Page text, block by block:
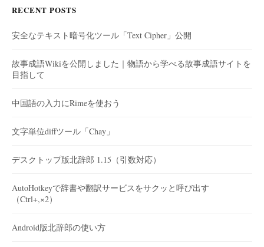
RECENT POSTS
安全なテキスト暗号化ツール「Text Cipher」公開
故事成語Wikiを公開しました｜物語から学べる故事成語サイトを
目指して
中国語の入力にRimeを使おう
文字単位diffツール「Chay」
デスクトップ版北辞郎 1.15（引数対応）
AutoHotkeyで辞書や翻訳サービスをサクッと呼び出す
（Ctrl+,×2）
Android版北辞郎の使い方